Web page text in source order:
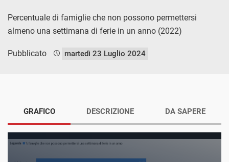
Percentuale di famiglie che non possono permettersi
almeno una settimana di ferie in un anno (2022)
Pubblicato martedì 23 Luglio 2024
GRAFICO DESCRIZIONE DA SAPERE